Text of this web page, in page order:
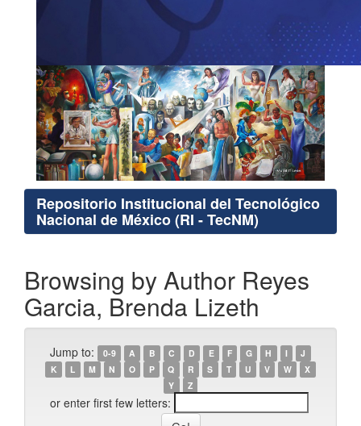
Repositorio Institucional del Tecnológico
Nacional de México (RI - TecNM)
Browsing by Author Reyes
Garcia, Brenda Lizeth
Jump to: 0-9 A B C D E F G H I
J
K
L M N O P Q R S T U V W
X
Y
Z
or enter first few letters: